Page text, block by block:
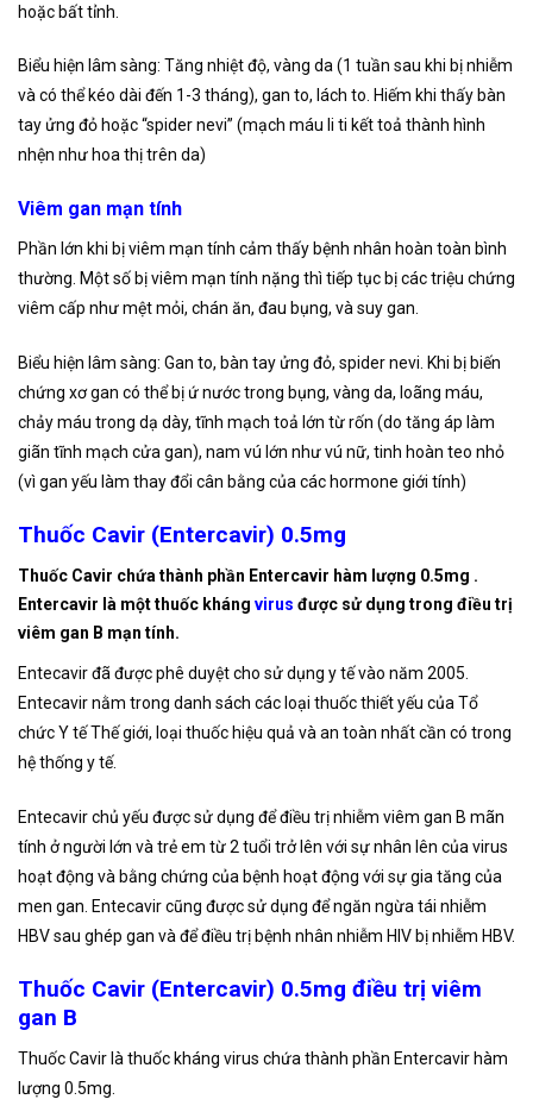
hoặc bất tỉnh.
Biểu hiện lâm sàng: Tăng nhiệt độ, vàng da (1 tuần sau khi bị nhiễm
và có thể kéo dài đến 1-3 tháng), gan to, lách to. Hiếm khi thấy bàn
tay ửng đỏ hoặc “spider nevi” (mạch máu li ti kết toả thành hình
nhện như hoa thị trên da)
Viêm gan mạn tính
Phần lớn khi bị viêm mạn tính cảm thấy bệnh nhân hoàn toàn bình
thường. Một số bị viêm mạn tính nặng thì tiếp tục bị các triệu chứng
viêm cấp như mệt mỏi, chán ăn, đau bụng, và suy gan.
Biểu hiện lâm sàng: Gan to, bàn tay ửng đỏ, spider nevi. Khi bị biến
chứng xơ gan có thể bị ứ nước trong bụng, vàng da, loãng máu,
chảy máu trong dạ dày, tĩnh mạch toả lớn từ rốn (do tăng áp làm
giãn tĩnh mạch cửa gan), nam vú lớn như vú nữ, tinh hoàn teo nhỏ
(vì gan yếu làm thay đổi cân bằng của các hormone giới tính)
Thuốc Cavir (Entercavir) 0.5mg
Thuốc Cavir chứa thành phần Entercavir hàm lượng 0.5mg .
Entercavir là một thuốc kháng virus được sử dụng trong điều trị
viêm gan B mạn tính.
Entecavir đã được phê duyệt cho sử dụng y tế vào năm 2005.
Entecavir nằm trong danh sách các loại thuốc thiết yếu của Tổ
chức Y tế Thế giới, loại thuốc hiệu quả và an toàn nhất cần có trong
hệ thống y tế.
Entecavir chủ yếu được sử dụng để điều trị nhiễm viêm gan B mãn
tính ở người lớn và trẻ em từ 2 tuổi trở lên với sự nhân lên của virus
hoạt động và bằng chứng của bệnh hoạt động với sự gia tăng của
men gan. Entecavir cũng được sử dụng để ngăn ngừa tái nhiễm
HBV sau ghép gan và để điều trị bệnh nhân nhiễm HIV bị nhiễm HBV.
Thuốc Cavir (Entercavir) 0.5mg điều trị viêm
gan B
Thuốc Cavir là thuốc kháng virus chứa thành phần Entercavir hàm
lượng 0.5mg.